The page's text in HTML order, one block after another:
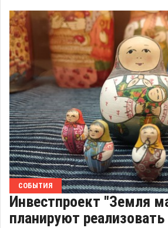
СОБЫТИЯ
Инвестпроект "Земля
планируют